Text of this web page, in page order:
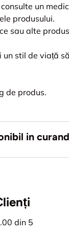
un
produsului.
sau alte
un stil de viață
de produs.
in
din 5